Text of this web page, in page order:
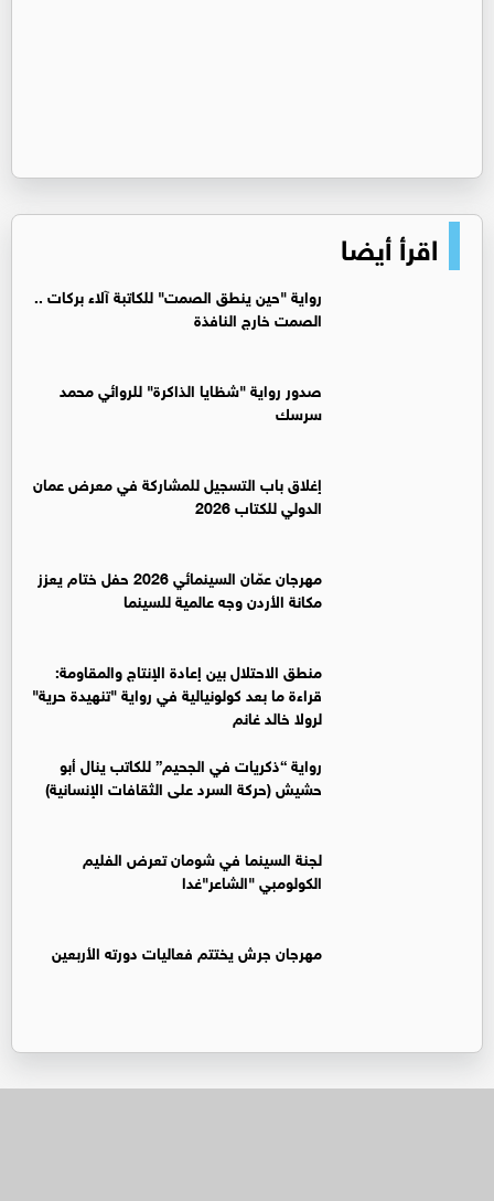
اقرأ أيضا
رواية "حين ينطق الصمت" للكاتبة آلاء بركات ..
الصمت خارج النافذة
صدور رواية "شظايا الذاكرة" للروائي محمد
سرسك
إغلاق باب التسجيل للمشاركة في معرض عمان
الدولي للكتاب 2026
مهرجان عمّان السينمائي 2026 حفل ختام يعزز
مكانة الأردن وجه عالمية للسينما
منطق الاحتلال بين إعادة الإنتاج والمقاومة:
قراءة ما بعد كولونيالية في رواية "تنهيدة حرية"
لرولا خالد غانم
رواية “ذكريات في الجحيم” للكاتب ينال أبو
حشيش (حركة السرد على الثقافات الإنسانية)
لجنة السينما في شومان تعرض الفليم
الكولومبي "الشاعر"غدا
مهرجان جرش يختتم فعاليات دورته الأربعين